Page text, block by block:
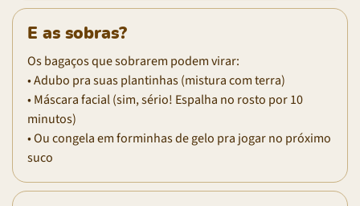
E as sobras?
Os bagaços que sobrarem podem virar:
• Adubo pra suas plantinhas (mistura com terra)
• Máscara facial (sim, sério! Espalha no rosto por 10
minutos)
• Ou congela em forminhas de gelo pra jogar no próximo
suco